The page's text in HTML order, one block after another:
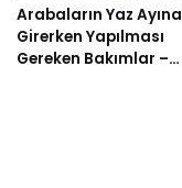
Arabaların Yaz Ayına
Girerken Yapılması
Gereken Bakımlar –